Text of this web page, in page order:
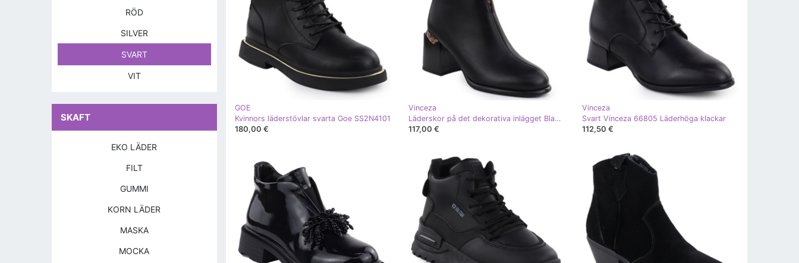
GOE
Kvinnors läderstövlar svarta Goe SS2N4101
180,00 €
Vinceza
Läderskor på det dekorativa inlägget Black Vinceza 66811a svart
117,00 €
Vinceza
Svart Vinceza 66805 Läderhöga klackar
112,50 €
RÖD
SILVER
SVART
VIT
SKAFT
EKO LÄDER
FILT
GUMMI
KORN LÄDER
MASKA
MOCKA